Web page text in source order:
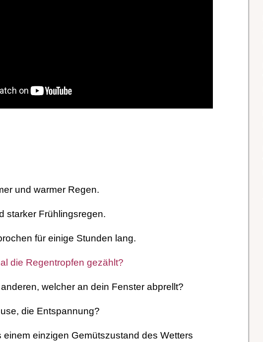
und warmer Regen.
starker Frühlingsregen.
für einige Stunden lang.
die Regentropfen gezählt?
welcher an dein Fenster abprellt?
die Entspannung?
einem einzigen Gemütszustand des Wetters